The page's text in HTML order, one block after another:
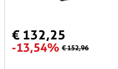
€ 132,25
-13,54% € 152,96